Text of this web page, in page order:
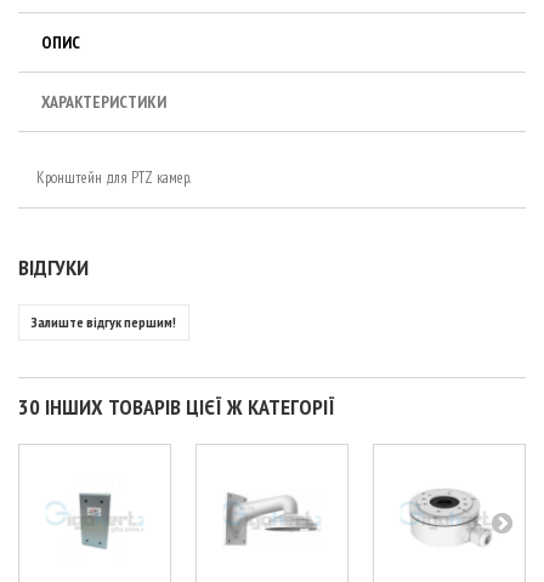
ОПИС
ХАРАКТЕРИСТИКИ
Кронштейн для PTZ камер.
ВІДГУКИ
Залиште відгук першим!
30 ІНШИХ ТОВАРІВ ЦІЄЇ Ж КАТЕГОРІЇ